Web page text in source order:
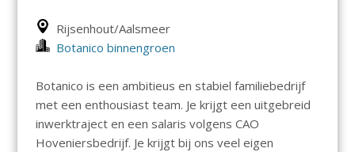
Rijsenhout/Aalsmeer
Botanico binnengroen
Botanico is een ambitieus en stabiel familiebedrijf
met een enthousiast team. Je krijgt een uitgebreid
inwerktraject en een salaris volgens CAO
Hoveniersbedrijf. Je krijgt bij ons veel eigen